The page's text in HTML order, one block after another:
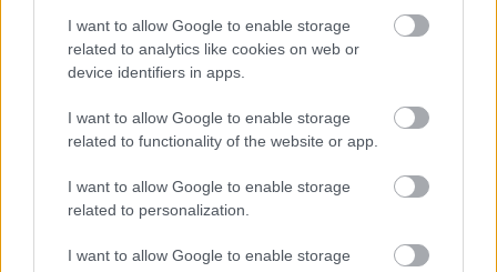
I want to allow Google to enable storage
related to analytics like cookies on web or
device identifiers in apps.
I want to allow Google to enable storage
related to functionality of the website or app.
I want to allow Google to enable storage
related to personalization.
I want to allow Google to enable storage